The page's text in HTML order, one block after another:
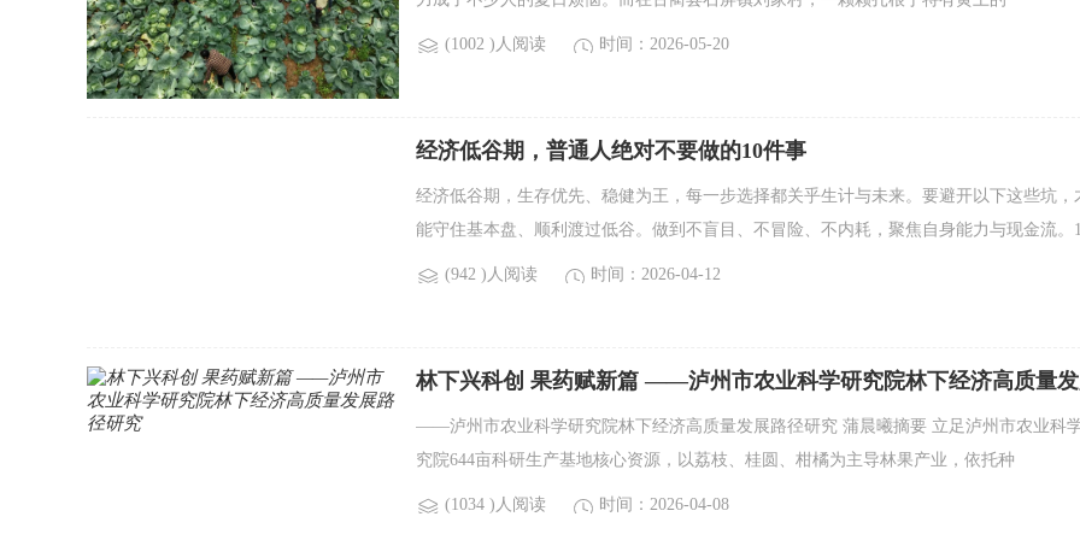
(1002 )人阅读 时间：2026-05-20
经济低谷期，普通人绝对不要做的10件事
经济低谷期，生存优先、稳健为王，每一步选择都关乎生计与未来。要避开以下这些坑，
能守住基本盘、顺利渡过低谷。做到不盲目、不冒险、不内耗，聚焦自身能力与现金流。1
(942 )人阅读 时间：2026-04-12
林下兴科创 果药赋新篇 ——泸州市农业科学研究院林下经济高质量
——泸州市农业科学研究院林下经济高质量发展路径研究 蒲晨曦摘要 立足泸州市农业科
究院644亩科研生产基地核心资源，以荔枝、桂圆、柑橘为主导林果产业，依托种
(1034 )人阅读 时间：2026-04-08